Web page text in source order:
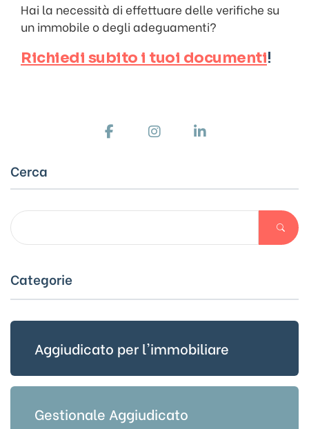
Hai la necessità di effettuare delle verifiche su
un immobile o degli adeguamenti?
Richiedi subito i tuoi documenti!
Cerca
Categorie
Aggiudicato per l'immobiliare
Gestionale Aggiudicato